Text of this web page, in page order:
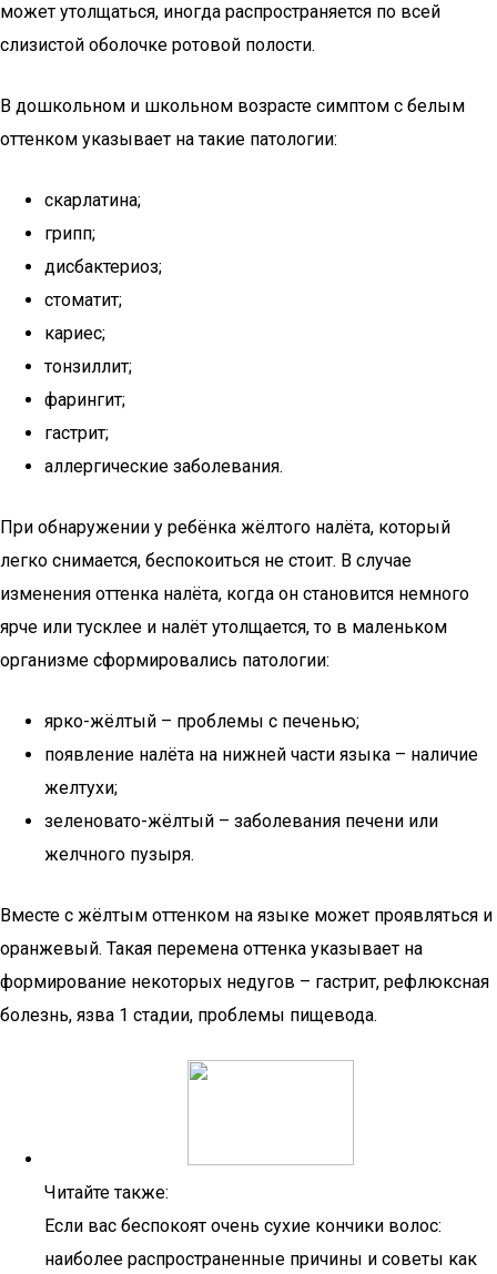
может утолщаться, иногда распространяется по всей
слизистой оболочке ротовой полости.
В дошкольном и школьном возрасте симптом с белым
оттенком указывает на такие патологии:
скарлатина;
грипп;
дисбактериоз;
стоматит;
кариес;
тонзиллит;
фарингит;
гастрит;
аллергические заболевания.
При обнаружении у ребёнка жёлтого налёта, который
легко снимается, беспокоиться не стоит. В случае
изменения оттенка налёта, когда он становится немного
ярче или тусклее и налёт утолщается, то в маленьком
организме сформировались патологии:
ярко-жёлтый – проблемы с печенью;
появление налёта на нижней части языка – наличие
желтухи;
зеленовато-жёлтый – заболевания печени или
желчного пузыря.
Вместе с жёлтым оттенком на языке может проявляться и
оранжевый. Такая перемена оттенка указывает на
формирование некоторых недугов – гастрит, рефлюксная
болезнь, язва 1 стадии, проблемы пищевода.
Читайте также:
Если вас беспокоят очень сухие кончики волос:
наиболее распространенные причины и советы как